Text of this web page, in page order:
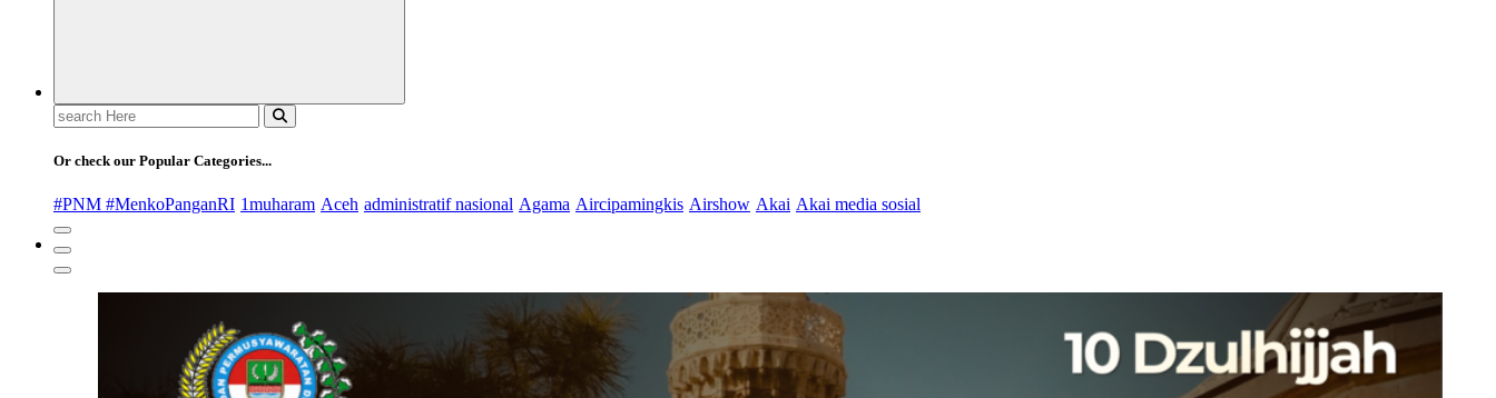
Search
for:
Or check our Popular Categories...
#PNM #MenkoPanganRI 1muharam Aceh administratif nasional Agama Aircipamingkis Airshow Akai Akai media sosial